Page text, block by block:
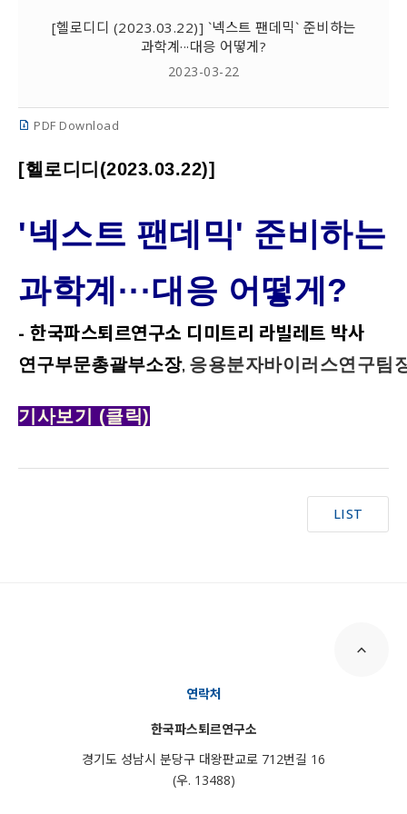
[헬로디디 (2023.03.22)] `넥스트 팬데믹` 준비하는
과학계···대응 어떻게?
2023-03-22
PDF Download
[헬로디디(2023.03.22)]
'넥스트 팬데믹' 준비하는
과학계···대응 어떻게?
- 한국파스퇴르연구소 디미트리 라빌레트 박사
연구부문총괄부소장, 응용분자바이러스연구팀
기사보기 (클릭)
LIST
연락처
한국파스퇴르연구소
경기도 성남시 분당구 대왕판교로 712번길 16
(우. 13488)